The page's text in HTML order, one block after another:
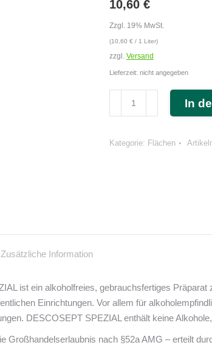
10,60 €
Zzgl. 19% MwSt.
(10,60 € / 1 Liter)
zzgl. Versand
Lieferzeit: nicht angegeben
1
In
Kategorie: Flächen
Zusätzliche Information
ist ein alkoholfreies, gebrauchsfertiges
Einrichtungen. Vor allem für
DESCOSEPT SPEZIAL enthält keine
Großhandelserlaubnis nach §52a AMG – erteilt